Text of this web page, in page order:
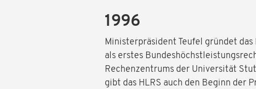
1996
Ministerpräsident Teufel gründet
als erstes
Rechenzentrums der Universität
gibt das HLRS auch den Beginn der